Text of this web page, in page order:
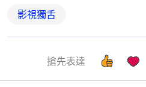
影視獨舌
搶先表達